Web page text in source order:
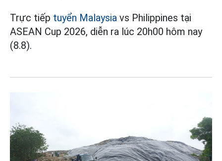
Trực tiếp tuyển Malaysia vs Philippines tại
ASEAN Cup 2026, diễn ra lúc 20h00 hôm nay
(8.8).